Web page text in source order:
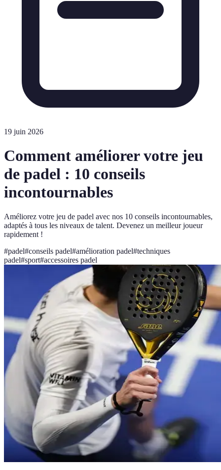
19 juin 2026
Comment améliorer votre jeu
de padel : 10 conseils
incontournables
Améliorez votre jeu de padel avec nos 10 conseils incontournables,
adaptés à tous les niveaux de talent. Devenez un meilleur joueur
rapidement !
#padel#conseils padel#amélioration padel#techniques
padel#sport#accessoires padel